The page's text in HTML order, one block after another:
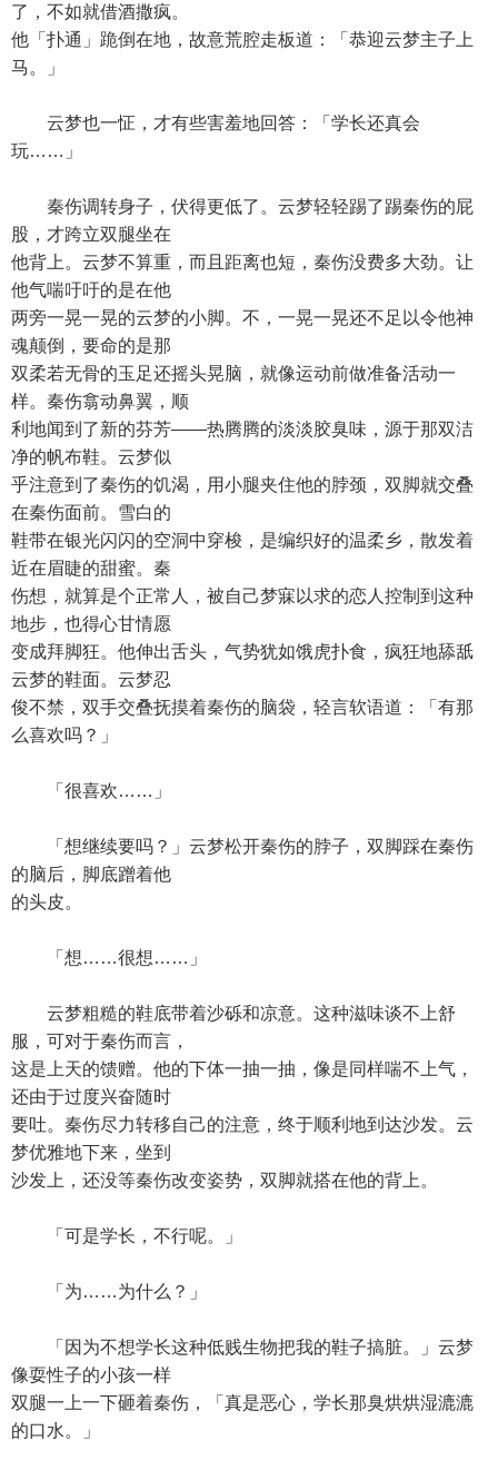
了，不如就借酒撒疯。
他「扑通」跪倒在地，故意荒腔走板道：「恭迎云梦主子上
马。」
云梦也一怔，才有些害羞地回答：「学长还真会
玩……」
秦伤调转身子，伏得更低了。云梦轻轻踢了踢秦伤的屁
股，才跨立双腿坐在
他背上。云梦不算重，而且距离也短，秦伤没费多大劲。让
他气喘吁吁的是在他
两旁一晃一晃的云梦的小脚。不，一晃一晃还不足以令他神
魂颠倒，要命的是那
双柔若无骨的玉足还摇头晃脑，就像运动前做准备活动一
样。秦伤翕动鼻翼，顺
利地闻到了新的芬芳——热腾腾的淡淡胶臭味，源于那双洁
净的帆布鞋。云梦似
乎注意到了秦伤的饥渴，用小腿夹住他的脖颈，双脚就交叠
在秦伤面前。雪白的
鞋带在银光闪闪的空洞中穿梭，是编织好的温柔乡，散发着
近在眉睫的甜蜜。秦
伤想，就算是个正常人，被自己梦寐以求的恋人控制到这种
地步，也得心甘情愿
变成拜脚狂。他伸出舌头，气势犹如饿虎扑食，疯狂地舔舐
云梦的鞋面。云梦忍
俊不禁，双手交叠抚摸着秦伤的脑袋，轻言软语道：「有那
么喜欢吗？」
「很喜欢……」
「想继续要吗？」云梦松开秦伤的脖子，双脚踩在秦伤
的脑后，脚底蹭着他
的头皮。
「想……很想……」
云梦粗糙的鞋底带着沙砾和凉意。这种滋味谈不上舒
服，可对于秦伤而言，
这是上天的馈赠。他的下体一抽一抽，像是同样喘不上气，
还由于过度兴奋随时
要吐。秦伤尽力转移自己的注意，终于顺利地到达沙发。云
梦优雅地下来，坐到
沙发上，还没等秦伤改变姿势，双脚就搭在他的背上。
「可是学长，不行呢。」
「为……为什么？」
「因为不想学长这种低贱生物把我的鞋子搞脏。」云梦
像耍性子的小孩一样
双腿一上一下砸着秦伤，「真是恶心，学长那臭烘烘湿漉漉
的口水。」